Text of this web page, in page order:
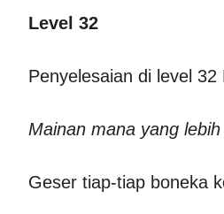
Level 32
Penyelesaian di level
Mainan mana yang
Geser tiap-tiap boneka